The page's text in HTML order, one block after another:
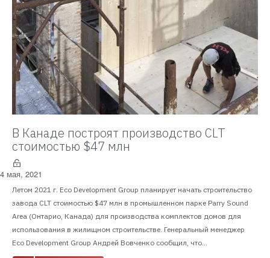
В Канаде построят производство CLT
стоимостью $47 млн
4 мая, 2021
Летом 2021 г. Eco Development Group планирует начать строительство
завода CLT стоимостью $47 млн в промышленном парке Parry Sound
Area (Онтарио, Канада) для производства комплектов домов для
использования в жилищном строительстве. Генеральный менеджер
Eco Development Group Андрей Вовченко сообщил, что...